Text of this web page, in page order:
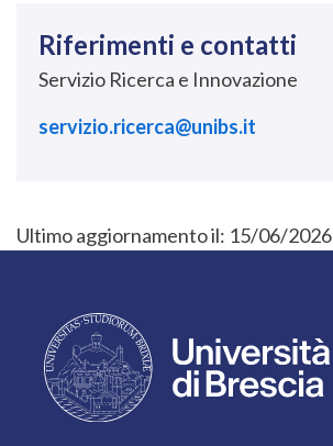
Riferimenti e contatti
Servizio Ricerca e Innovazione
servizio.ricerca@unibs.it
Ultimo aggiornamento il: 15/06/2026